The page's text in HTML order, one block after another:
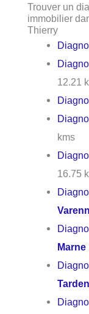
Trouver un
immobilier
Thierry
12.21
kms
16.75
Marne